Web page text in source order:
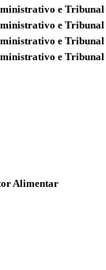
e
e
e
e
Alimentar